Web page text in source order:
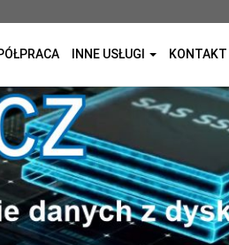
INNE USŁUGI KONTAKT